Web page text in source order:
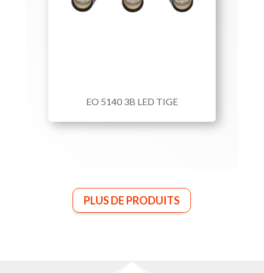
EO 5140 3B LED TIGE
PLUS DE PRODUITS